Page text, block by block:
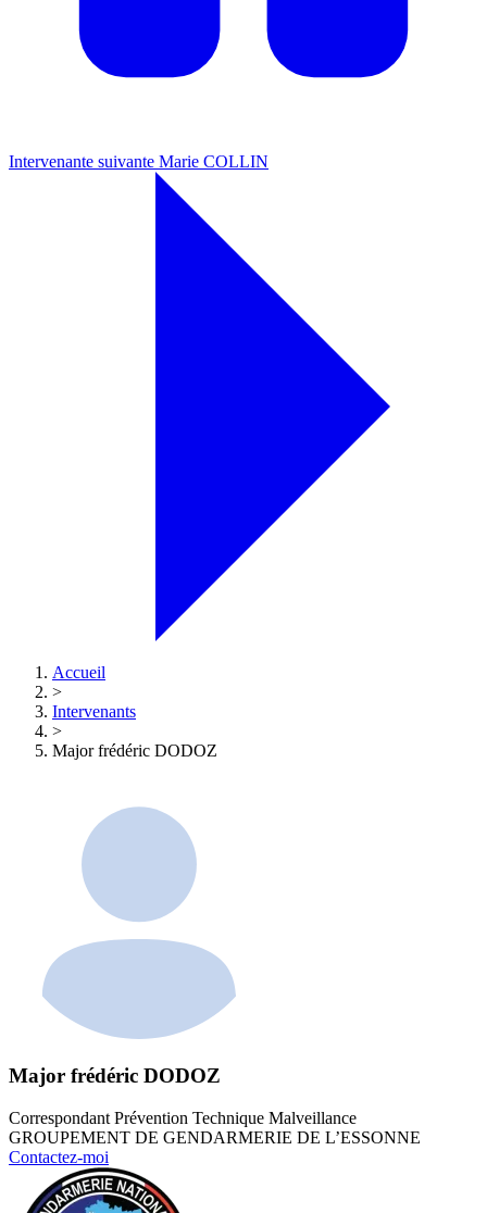
Intervenante suivante Marie COLLIN
Accueil
>
Intervenants
>
Major frédéric DODOZ
Major frédéric DODOZ
Correspondant Prévention Technique Malveillance
GROUPEMENT DE GENDARMERIE DE L’ESSONNE
Contactez-moi